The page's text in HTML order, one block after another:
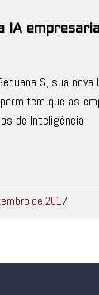
IA
S, sua
que as
de Inteligência
de 2017